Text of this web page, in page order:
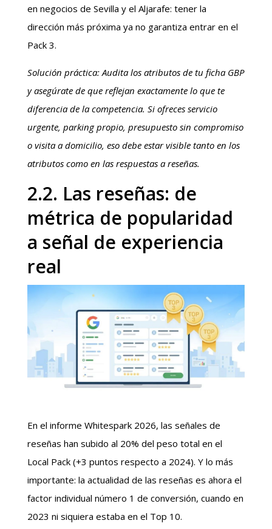
en negocios de Sevilla y el Aljarafe: tener la
dirección más próxima ya no garantiza entrar en el
Pack 3.
Solución práctica: Audita los atributos de tu ficha GBP
y asegúrate de que reflejan exactamente lo que te
diferencia de la competencia. Si ofreces servicio
urgente, parking propio, presupuesto sin compromiso
o visita a domicilio, eso debe estar visible tanto en los
atributos como en las respuestas a reseñas.
2.2. Las reseñas: de
métrica de popularidad
a señal de experiencia
real
En el informe Whitespark 2026, las señales de
reseñas han subido al 20% del peso total en el
Local Pack (+3 puntos respecto a 2024). Y lo más
importante: la actualidad de las reseñas es ahora el
factor individual número 1 de conversión, cuando en
2023 ni siquiera estaba en el Top 10.